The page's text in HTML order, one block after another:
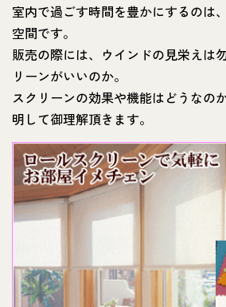
室内で過ごす時間を豊かにするのは
空間です。
販売の際には、ウインドの見栄えは
リーンがいいのか。
スクリーンの効果や機能はどうなの
明して御理解頂きます。